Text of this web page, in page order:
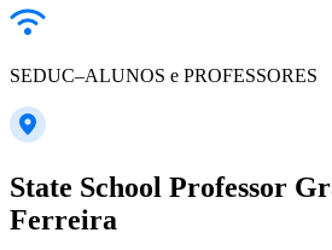
SEDUC–ALUNOS e PROFESSORES
State School Professor
Ferreira